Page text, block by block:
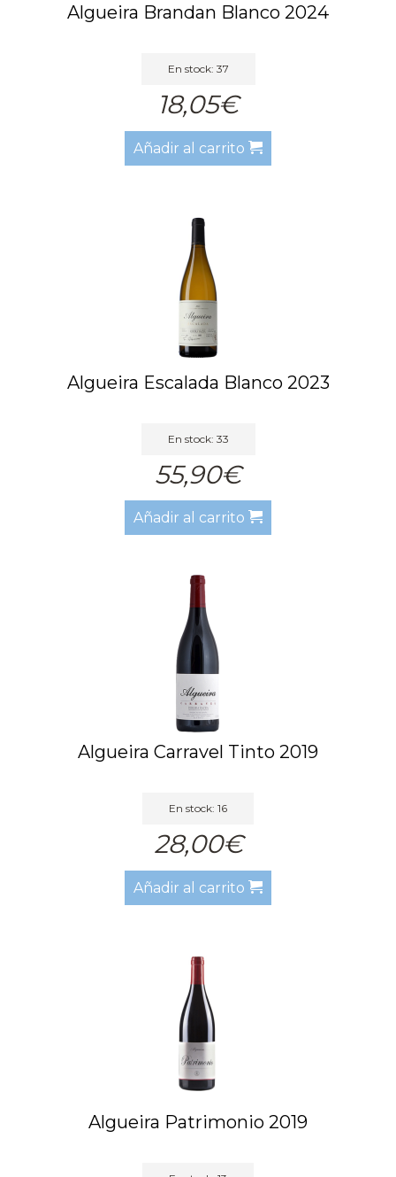
Algueira Brandan Blanco 2024
En stock: 37
18,05€
Añadir al carrito
Algueira Escalada Blanco 2023
En stock: 33
55,90€
Añadir al carrito
Algueira Carravel Tinto 2019
En stock: 16
28,00€
Añadir al carrito
Algueira Patrimonio 2019